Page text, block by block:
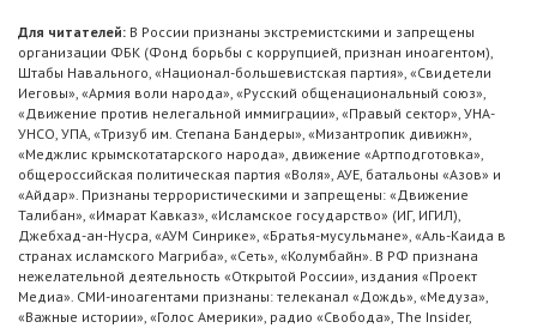
Для читателей: В России признаны экстремистскими и запрещены
организации ФБК (Фонд борьбы с коррупцией, признан иноагентом),
Штабы Навального, «Национал-большевистская партия», «Свидетели
Иеговы», «Армия воли народа», «Русский общенациональный союз»,
«Движение против нелегальной иммиграции», «Правый сектор», УНА-
УНСО, УПА, «Тризуб им. Степана Бандеры», «Мизантропик дивижн»,
«Меджлис крымскотатарского народа», движение «Артподготовка»,
общероссийская политическая партия «Воля», АУЕ, батальоны «Азов» и
«Айдар». Признаны террористическими и запрещены: «Движение
Талибан», «Имарат Кавказ», «Исламское государство» (ИГ, ИГИЛ),
Джебхад-ан-Нусра, «АУМ Синрике», «Братья-мусульмане», «Аль-Каида в
странах исламского Магриба», «Сеть», «Колумбайн». В РФ признана
нежелательной деятельность «Открытой России», издания «Проект
Медиа». СМИ-иноагентами признаны: телеканал «Дождь», «Медуза»,
«Важные истории», «Голос Америки», радио «Свобода», The Insider,